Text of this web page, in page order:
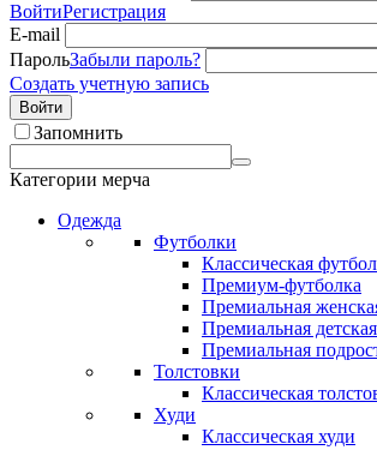
ВойтиРегистрация
E-mail
ПарольЗабыли пароль?
Создать учетную запись
Войти
Запомнить
Категории мерча
Одежда
Футболки
Классическая
Премиум-футболка
Премиальная
Премиальная
Премиальная
Толстовки
Классическая
Худи
Классическая худи